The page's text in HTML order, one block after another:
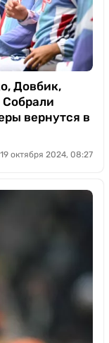
Довбик,
вернутся в
19 октября 2024, 08:27